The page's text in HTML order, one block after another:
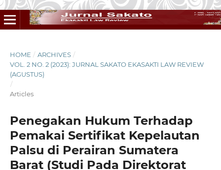
HOME / ARCHIVES /
VOL. 2 NO. 2 (2023): JURNAL SAKATO EKASAKTI LAW REVIEW
(AGUSTUS)
/
Articles
Penegakan Hukum Terhadap
Pemakai Sertifikat Kepelautan
Palsu di Perairan Sumatera
Barat (Studi Pada Direktorat